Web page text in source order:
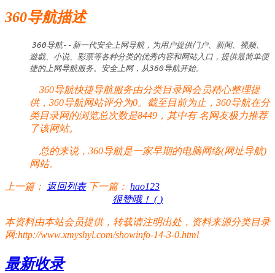
360导航描述
360导航--新一代安全上网导航，为用户提供门户、新闻、视频、
遊戱、小说、彩票等各种分类的优秀内容和网站入口，提供最简单便
捷的上网导航服务。安全上网，从360导航开始。
360导航快捷导航服务由分类目录网会员精心整理提
供，360导航网站评分为0。截至目前为止，360导航在分
类目录网的浏览总次数是8449，其中有名网友极力推荐
了该网站。
总的来说，360导航是一家早期的电脑网络(网址导航)
网站。
上一篇： 返回列表 下一篇： hao123
很赞哦！ ( )
本资料由本站会员提供，转载请注明出处，资料来源分类目录
网:http://www.xmyshyl.com/showinfo-14-3-0.html
最新收录